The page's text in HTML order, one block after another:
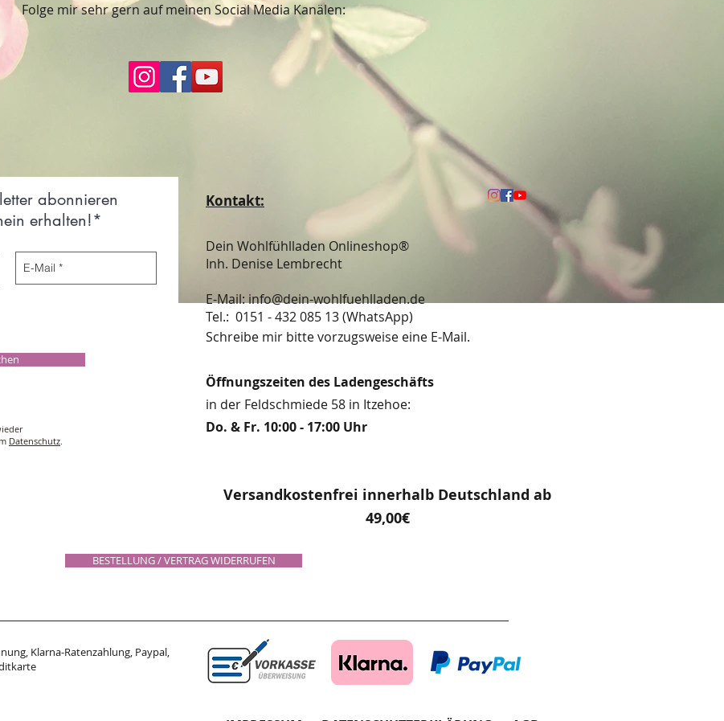
Folge mir sehr gern auf meinen Social Media Kanälen:
abonnieren
erhalten!*
Datenschutz.
Kontakt:
Dein Wohlfühlladen Onlineshop®
Inh. Denise Lembrecht
E-Mail:info@dein-wohlfuehlladen.de
​​​​​​​​​​​​​​​​​​​​Tel.: 0151 - 432 085 13 (WhatsApp)
Schreibe mir bitte vorzugsweise eine E-Mail.
Öffnungszeiten des Ladengeschäfts
in der Feldschmiede 58 in Itzehoe:
Do. & Fr. 10:00 - 17:00 Uhr
Versandkostenfrei innerhalb Deutschland ab
49,00€
BESTELLUNG / VERTRAG WIDERRUFEN
Klarna-Ratenzahlung, Paypal,